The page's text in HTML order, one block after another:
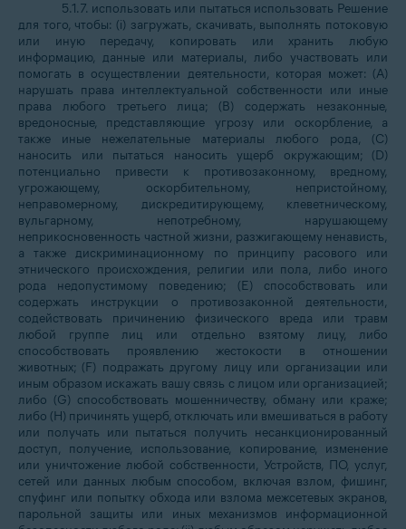
5.1.7. использовать или пытаться использовать Решение
для того, чтобы: (i) загружать, скачивать, выполнять потоковую
или иную передачу, копировать или хранить любую
информацию, данные или материалы, либо участвовать или
помогать в осуществлении деятельности, которая может: (А)
нарушать права интеллектуальной собственности или иные
права любого третьего лица; (В) содержать незаконные,
вредоносные, представляющие угрозу или оскорбление, а
также иные нежелательные материалы любого рода, (С)
наносить или пытаться наносить ущерб окружающим; (D)
потенциально привести к противозаконному, вредному,
угрожающему, оскорбительному, непристойному,
неправомерному, дискредитирующему, клеветническому,
вульгарному, непотребному, нарушающему
неприкосновенность частной жизни, разжигающему ненависть,
а также дискриминационному по принципу расового или
этнического происхождения, религии или пола, либо иного
рода недопустимому поведению; (Е) способствовать или
содержать инструкции о противозаконной деятельности,
содействовать причинению физического вреда или травм
любой группе лиц или отдельно взятому лицу, либо
способствовать проявлению жестокости в отношении
животных; (F) подражать другому лицу или организации или
иным образом искажать вашу связь с лицом или организацией;
либо (G) способствовать мошенничеству, обману или краже;
либо (Н) причинять ущерб, отключать или вмешиваться в работу
или получать или пытаться получить несанкционированный
доступ, получение, использование, копирование, изменение
или уничтожение любой собственности, Устройств, ПО, услуг,
сетей или данных любым способом, включая взлом, фишинг,
спуфинг или попытку обхода или взлома межсетевых экранов,
парольной защиты или иных механизмов информационной